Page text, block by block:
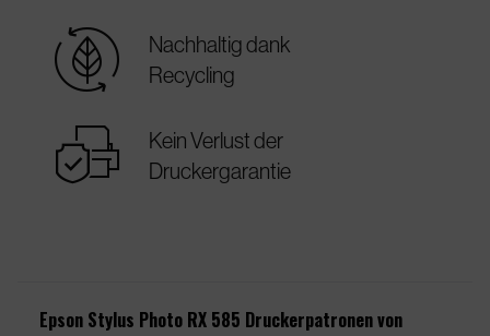
sustainable
Nachhaltig dank
Recycling
warranty
Kein Verlust der
Druckergarantie
Epson Stylus Photo RX 585 Druckerpatronen von